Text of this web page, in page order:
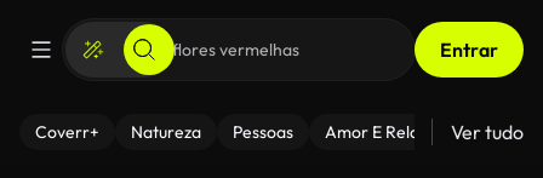
Entrar
Coverr+ Natureza Pessoas Amor E Relacionamentos
Ver tudo